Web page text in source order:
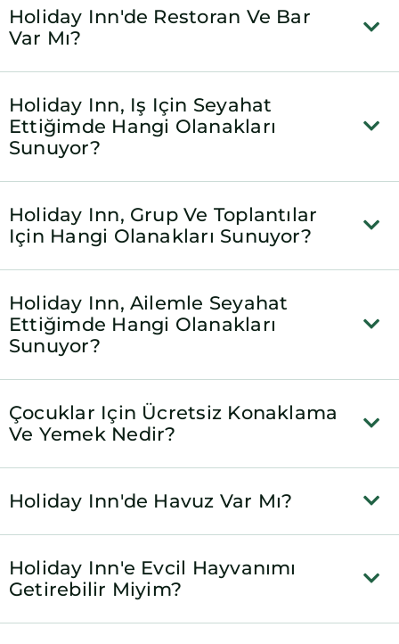
Holiday Inn'de Restoran Ve Bar
Var Mı?
Holiday Inn, Iş Için Seyahat
Ettiğimde Hangi Olanakları
Sunuyor?
Holiday Inn, Grup Ve Toplantılar
Için Hangi Olanakları Sunuyor?
Holiday Inn, Ailemle Seyahat
Ettiğimde Hangi Olanakları
Sunuyor?
Çocuklar Için Ücretsiz Konaklama
Ve Yemek Nedir?
Holiday Inn'de Havuz Var Mı?
Holiday Inn'e Evcil Hayvanımı
Getirebilir Miyim?